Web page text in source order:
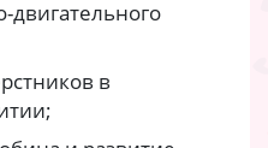
двигательного
в